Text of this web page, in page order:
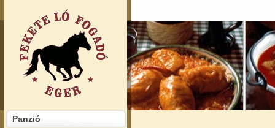
Panzió